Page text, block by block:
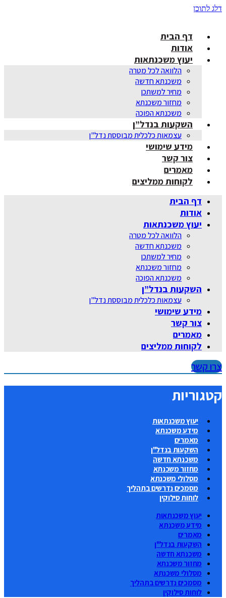
דלג לתוכן
דף הבית
אודות
יעוץ משכנתאות
הלוואה לכל מטרה
משכנתא חדשה
מחיר למשתכן
מחזור משכנתא
משכנתא הפוכה
השקעות בנדל”ן
עצמאות כלכלית מבוססת נדל"ן
מידע שימושי
צור קשר
מאמרים
לקוחות ממליצים
דף הבית
אודות
יעוץ משכנתאות
הלוואה לכל מטרה
משכנתא חדשה
מחיר למשתכן
מחזור משכנתא
משכנתא הפוכה
השקעות בנדל”ן
עצמאות כלכלית מבוססת נדל"ן
מידע שימושי
צור קשר
מאמרים
לקוחות ממליצים
צרו קשר
קטגוריות
יעוץ משכנתאות
מידע משכנתא
מאמרים
השקעות בנדל"ן
משכנתא חדשה
מחזור משכנתא
מסלולי משכנתא
מסמכים נדרשים בתהליך
לוחות סילוקין
יעוץ משכנתאות
מידע משכנתא
מאמרים
השקעות בנדל"ן
משכנתא חדשה
מחזור משכנתא
מסלולי משכנתא
מסמכים נדרשים בתהליך
לוחות סילוקין